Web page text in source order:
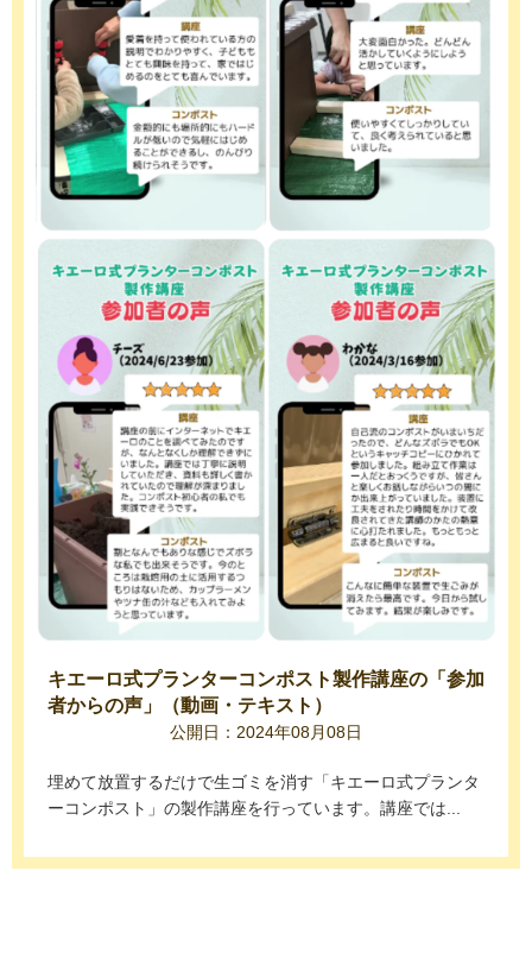
キエーロ式プランターコンポスト製作講座の「参加
者からの声」（動画・テキスト）
公開日：2024年08月08日
埋めて放置するだけで生ゴミを消す「キエーロ式プランタ
ーコンポスト」の製作講座を行っています。講座では...